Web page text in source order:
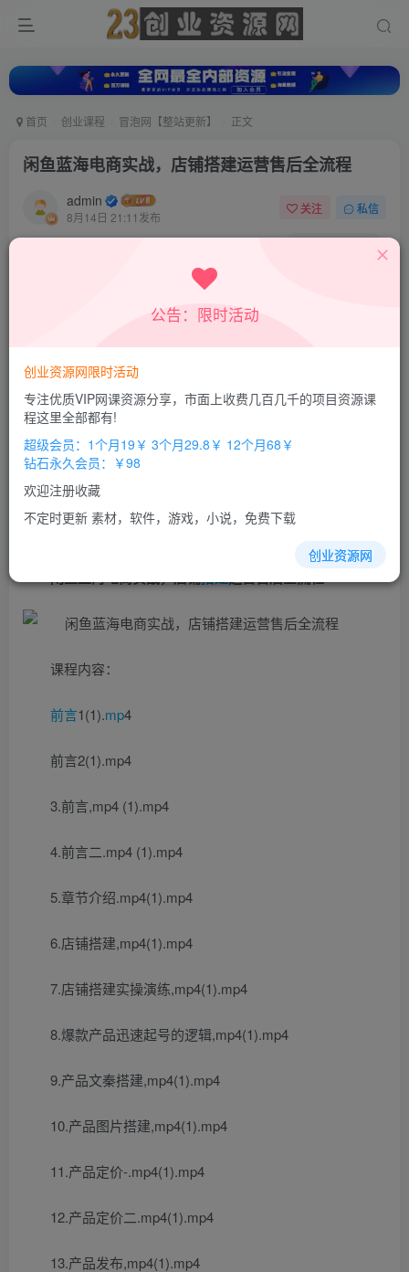
首页 创业课程 冒泡网【整站更新】 正文
闲鱼蓝海电商实战，店铺搭建运营售后全流程
admin
8月14日 21:11发布
关注 私信
0 8 0
此内容为付费资源，请付费后查看
9.8
超级会员 免费 钻石会员 免费
您当前未登录！建议登陆后购买，办理会员包月更省钱，可保存购
闲鱼蓝海电商实战，店铺搭建运营售后全流程
课程内容：
前言1(1).mp4
前言2(1).mp4
3.前言,mp4 (1).mp4
4.前言二.mp4 (1).mp4
5.章节介绍.mp4(1).mp4
6.店铺搭建,mp4(1).mp4
7.店铺搭建实操演练,mp4(1).mp4
8.爆款产品迅速起号的逻辑,mp4(1).mp4
9.产品文秦搭建,mp4(1).mp4
10.产品图片搭建,mp4(1).mp4
11.产品定价-.mp4(1).mp4
12.产品定价二.mp4(1).mp4
13.产品发布,mp4(1).mp4
公告：限时活动
创业资源网限时活动
专注优质VIP网课资源分享，市面上收费几百几千的项目资源课
程这里全部都有!
超级会员：1个月19￥ 3个月29.8￥ 12个月68￥
钻石永久会员：￥98
欢迎注册收藏
不定时更新 素材，软件，游戏，小说，免费下载
创业资源网